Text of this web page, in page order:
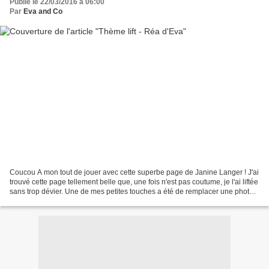
Publié le 22/03/2016 à 06:00
Par Eva and Co
Coucou A mon tout de jouer avec cette superbe page de Janine Langer ! J'ai
trouvé cette page tellement belle que, une fois n'est pas coutume, je l'ai liftée
sans trop dévier. Une de mes petites touches a été de remplacer une photo